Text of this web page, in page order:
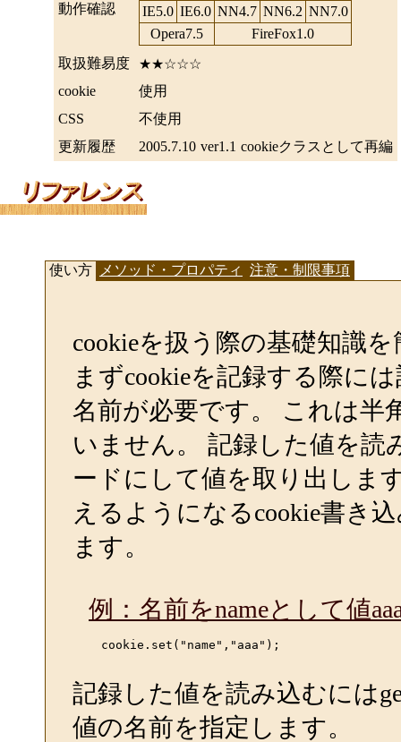
動作確認
IE5.0 IE6.0 NN4.7 NN6.2 NN7.0
Opera7.5
FireFox1.0
取扱難易度
★★☆☆☆
cookie
使用
CSS
不使用
更新履歴
2005.7.10 ver1.1 cookieクラスとして再編
使い方 メソッド・プロパティ 注意・制限事項
cookieを扱う際の基礎知識
まずcookieを記録する際に
名前が必要です。 これは半
いません。 記録した値を読
ードにして値を取り出しま
えるようになるcookie書き
ます。
例：名前をnameとして値
    cookie.set("name","aaa");
記録した値を読み込むには
値の名前を指定します。